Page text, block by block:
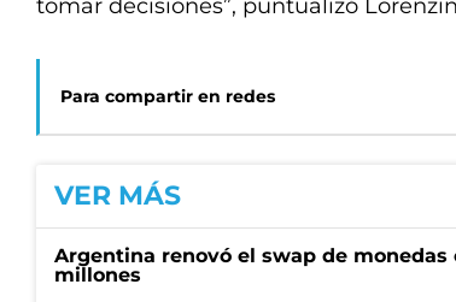
tomar decisiones”, puntualizó
Para compartir en redes
VER MÁS
Argentina renovó el swap de monedas
millones